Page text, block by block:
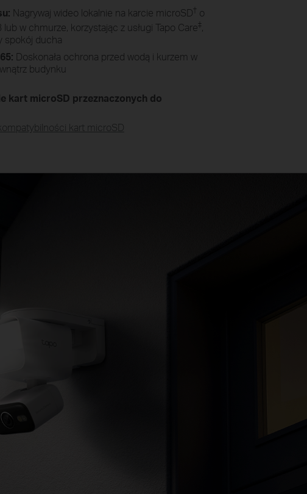
Nagrywaj wideo lokalnie na karcie microSD† o
w chmurze, korzystając z usługi Tapo Care‡,
spokój ducha
Doskonała ochrona przed wodą i kurzem w
budynku
kart microSD przeznaczonych do
kart microSD